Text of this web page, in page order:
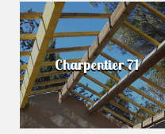
Charpentier 71